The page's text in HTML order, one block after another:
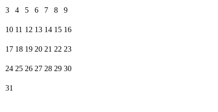
3 4 5 6 7 8 9
10 11 12 13 14 15 16
17 18 19 20 21 22 23
24 25 26 27 28 29 30
31